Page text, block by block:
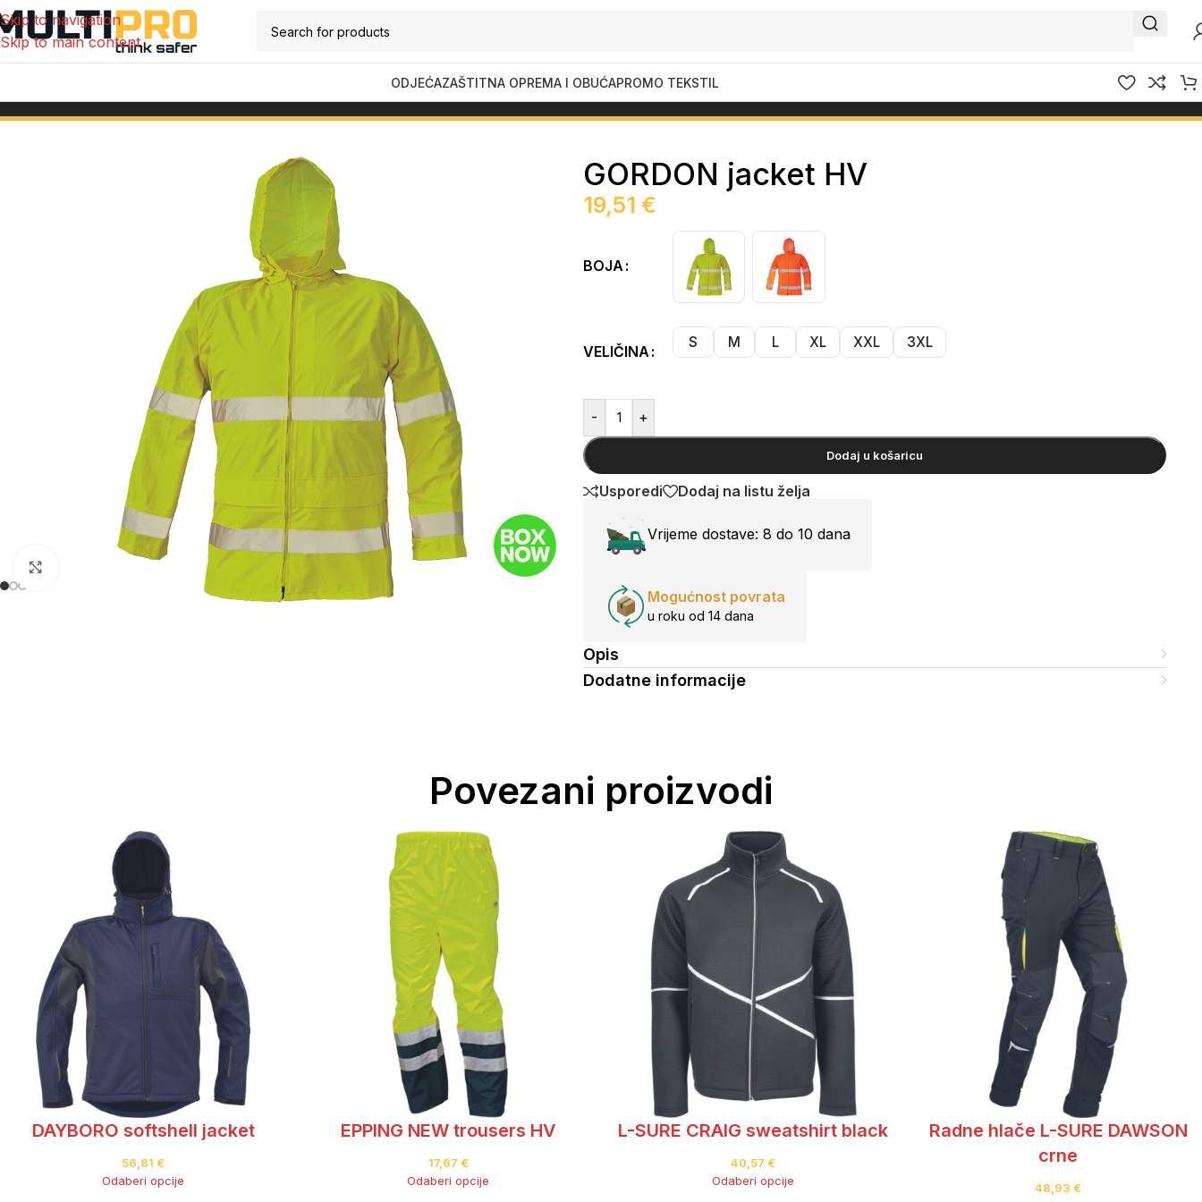
Skip to navigation
Skip to main content
ODJEĆAZAŠTITNA OPREMA I OBUĆAPROMO TEKSTIL
GORDON jacket HV
GORDON jacket HV
19,51 €
BOJA
VELIČINA
S M L XL XXL 3XL
- +
Dodaj u košaricu
Usporedi Dodaj na listu želja
Vrijeme dostave: 8 do 10 dana
Mogućnost povrata
u roku od 14 dana
Opis
Dodatne informacije
Povezani proizvodi
DAYBORO softshell jacket
56,81 €
Odaberi opcije
EPPING NEW trousers HV
17,67 €
Odaberi opcije
L-SURE CRAIG sweatshirt black
40,57 €
Odaberi opcije
Radne hlače L-SURE DAWSON
crne
48,93 €